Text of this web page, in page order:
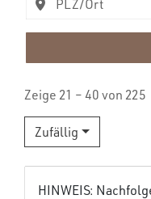
Zeige 21 – 40 von 225
Zufällig
HINWEIS: